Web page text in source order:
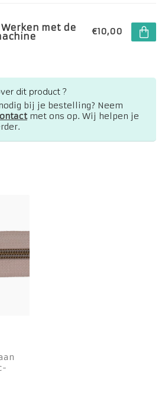
met de €10,00
dit product ?
bij je bestelling? Neem
met ons op. Wij helpen je